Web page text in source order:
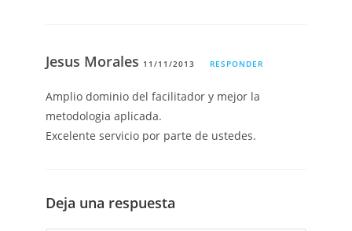
Jesus Morales 11/11/2013 RESPONDER
Amplio dominio del facilitador y mejor la
metodologia aplicada.
Excelente servicio por parte de ustedes.
Deja una respuesta